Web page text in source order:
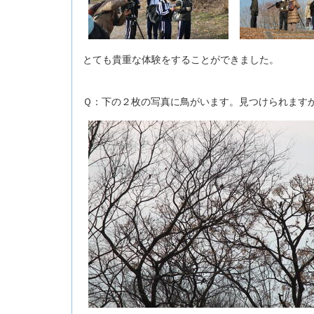
とても貴重な体験をすることができました。
Ｑ：下の２枚の写真に鳥がいます。見つけられます